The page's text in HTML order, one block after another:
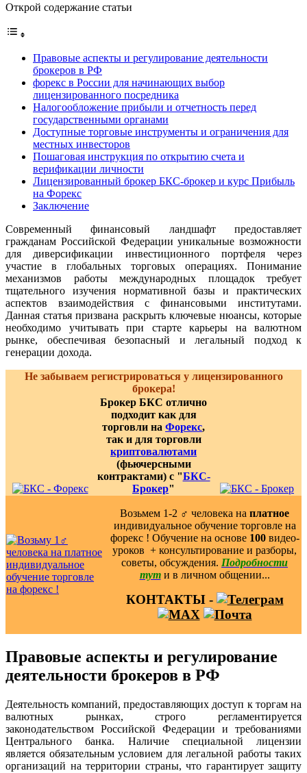
Открой содержание статьи
Правовые аспекты и регулирование деятельности
брокеров в РФ
форекс в России для начинающих выбор
лицензированного посредника
Налогообложение прибыли и отчетность перед
государственными органами
Доступные торговые инструменты и ограничения для
местных инвесторов
Пошаговая инструкция по открытию счета и
верификации личности
Лицензированный брокер БКС-брокер и курс Прибыль
на Форекс
Заключение
Современный финансовый ландшафт предоставляет
гражданам Российской Федерации уникальные возможности
для диверсификации инвестиционного портфеля через
участие в глобальных торговых операциях. Понимание
механизмов работы международных площадок требует
тщательного изучения нормативной базы и практических
аспектов взаимодействия с финансовыми институтами.
Данная статья призвана раскрыть ключевые нюансы, которые
необходимо учитывать при старте карьеры на валютном
рынке, обеспечивая безопасный и легальный подход к
генерации дохода.
Не забываем регистрироваться у лицензированного
брокера!
Брокер БКС отлично
подходит как для
торговли на Форекс,
так и для торговли
криптовалютами
(фьючерсными
контрактами) с "БКС-
Брокер"
Возьмем 1-2 ‍♂️ человека на платное
индивидуальное обучение торговле на
форекс ! Обучение на основе 100видео-
уроков ️ + консультирование и разборы,
советы, обсуждения. Подробности
тут и в личном общении...
КОНТАКТЫ -
Правовые аспекты и регулирование
деятельности брокеров в РФ
Деятельность компаний, предоставляющих доступ к торгам на
валютных рынках, строго регламентируется
законодательством Российской Федерации и требованиями
Центрального банка. Наличие специальной лицензии
является обязательным условием для легальной работы таких
организаций на территории страны, что гарантирует защиту